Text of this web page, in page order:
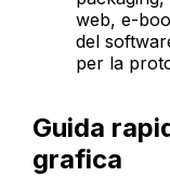
web, e-
del
per la
Guida
grafica